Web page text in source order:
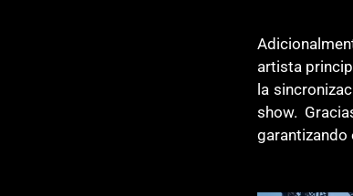
artista
la
show.
garantizando